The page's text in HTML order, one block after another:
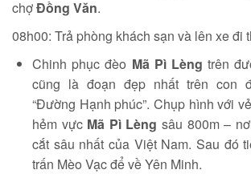
chợĐồng Văn.
08h00: Trả phòng khách sạn và lên xe đi
Chinh phục đèo Mã Pì Lèng trên
cũng là đoạn đẹp nhất trên con
“Đường Hạnh phúc”. Chụp hình với
hẻm vực Mã Pì Lèng sâu 800m –
cắt sâu nhất của Việt Nam. Sau đó
trấn Mèo Vạc để về Yên Minh.